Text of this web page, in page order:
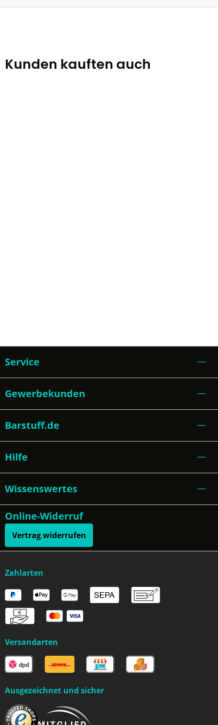
Kunden kauften auch
Service
Gewerbekunden
Barstuff.de
Hilfe
Wissenswertes
Online-Widerruf
Vertrag widerrufen
Zahlarten
Versandarten
Ausgezeichnet und sicher